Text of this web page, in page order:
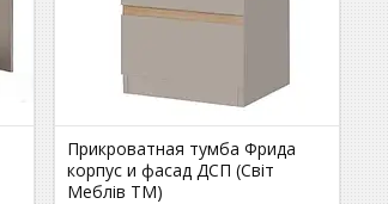
Прикроватная тумба Фрида
корпус и фасад ДСП (Світ
Меблів TM)